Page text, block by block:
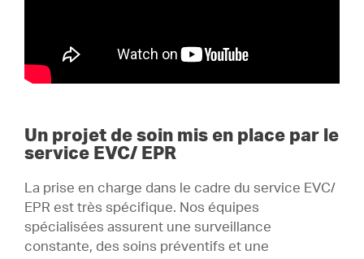
Un projet de soin mis en place par le
service EVC/ EPR
La prise en charge dans le cadre du service EVC/
EPR est très spécifique. Nos équipes
spécialisées assurent une surveillance
constante, des soins préventifs et une